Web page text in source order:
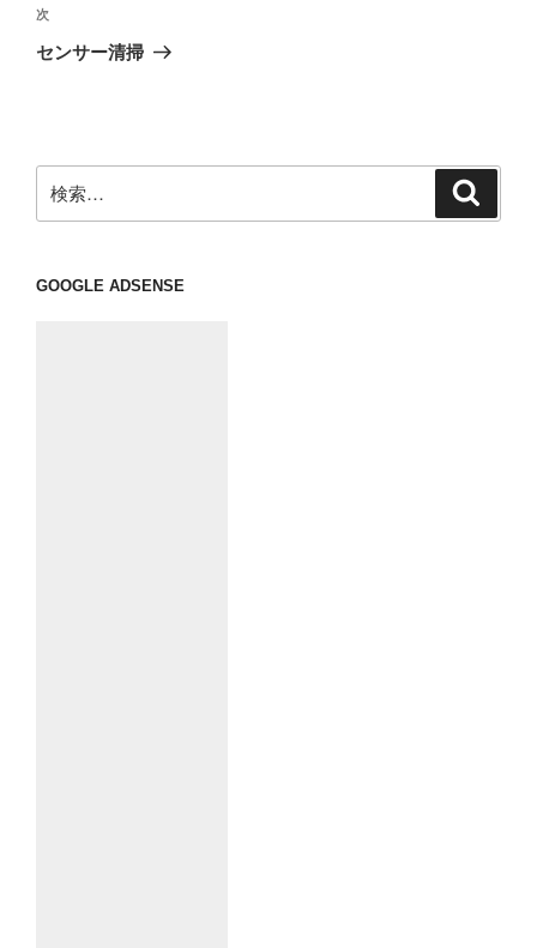
ビ
ゲ
ン
稿
次
の
次
センサー清掃
索:
GOOGLE ADSENSE